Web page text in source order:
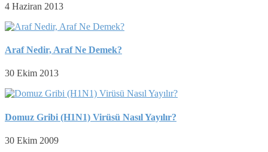
4 Haziran 2013
Araf Nedir, Araf Ne Demek?
30 Ekim 2013
Domuz Gribi (H1N1) Virüsü Nasıl Yayılır?
30 Ekim 2009